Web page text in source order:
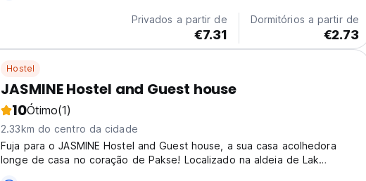
Privados a partir de
€7.31
Dormitórios a partir de
€2.73
Hostel
JASMINE Hostel and Guest house
10Ótimo(1)
2.33km do centro da cidade
Fuja para o JASMINE Hostel and Guest house, a sua casa acolhedora
longe de casa no coração de Pakse! Localizado na aldeia de Lak